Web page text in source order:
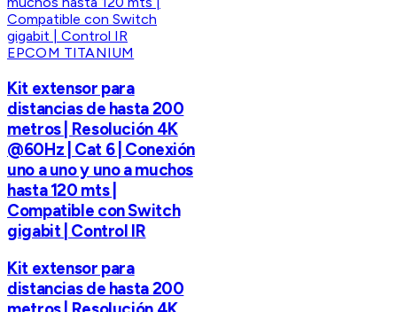
EPCOM TITANIUM
Kit extensor para
distancias de hasta 200
metros | Resolución 4K
@60Hz | Cat 6 | Conexión
uno a uno y uno a muchos
hasta 120 mts |
Compatible con Switch
gigabit | Control IR
Kit extensor para
distancias de hasta 200